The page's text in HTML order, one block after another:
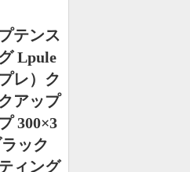
テンス
Lpule
レ）ク
アップ
300×3
ック
ィング